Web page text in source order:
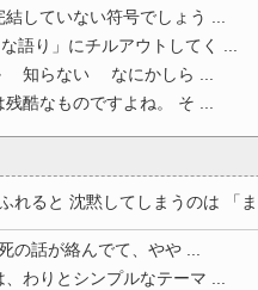
していない符号でしょう ...
語り」にチルアウトしてく ...
知らない なにかしら ...
酷なものですよね。 そ ...
れると 沈黙してしまうのは 「
の話が絡んでて、やや ...
わりとシンプルなテーマ ...